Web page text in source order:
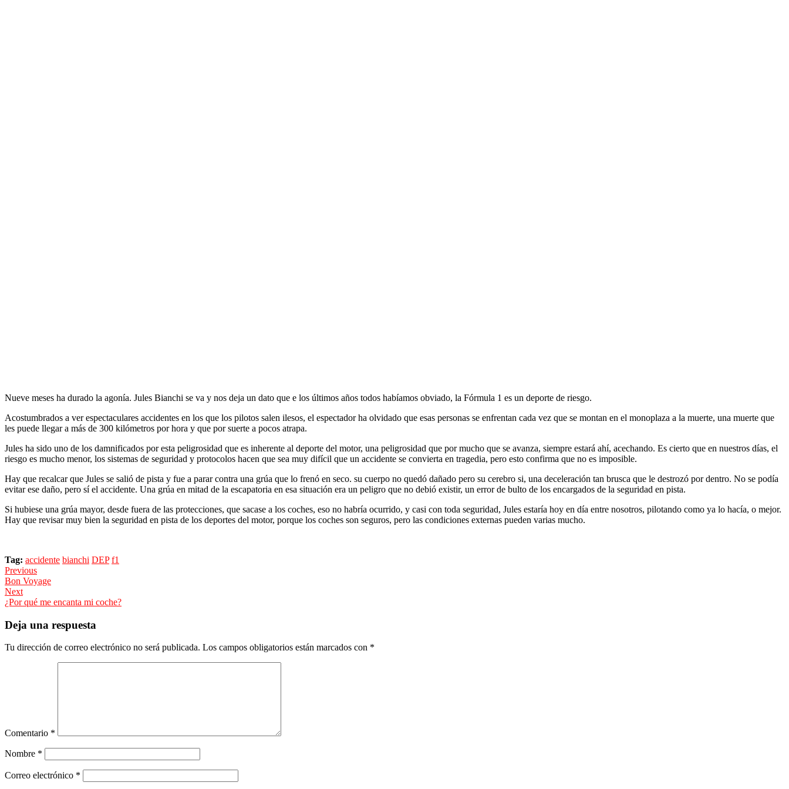
Nueve meses ha durado la agonía. Jules Bianchi se va y nos deja un dato que e los últimos años todos habíamos obviado, la Fórmula 1 es un deporte de riesgo.
Acostumbrados a ver espectaculares accidentes en los que los pilotos salen ilesos, el espectador ha olvidado que esas personas se enfrentan cada vez que se montan en el monoplaza a la muerte, una muerte que
les puede llegar a más de 300 kilómetros por hora y que por suerte a pocos atrapa.
Jules ha sido uno de los damnificados por esta peligrosidad que es inherente al deporte del motor, una peligrosidad que por mucho que se avanza, siempre estará ahí, acechando. Es cierto que en nuestros días, el
riesgo es mucho menor, los sistemas de seguridad y protocolos hacen que sea muy difícil que un accidente se convierta en tragedia, pero esto confirma que no es imposible.
Hay que recalcar que Jules se salió de pista y fue a parar contra una grúa que lo frenó en seco. su cuerpo no quedó dañado pero su cerebro si, una deceleración tan brusca que le destrozó por dentro. No se podía
evitar ese daño, pero sí el accidente. Una grúa en mitad de la escapatoria en esa situación era un peligro que no debió existir, un error de bulto de los encargados de la seguridad en pista.
Si hubiese una grúa mayor, desde fuera de las protecciones, que sacase a los coches, eso no habría ocurrido, y casi con toda seguridad, Jules estaría hoy en día entre nosotros, pilotando como ya lo hacía, o mejor.
Hay que revisar muy bien la seguridad en pista de los deportes del motor, porque los coches son seguros, pero las condiciones externas pueden varias mucho.
Tag: accidente bianchi DEP f1
Navegación
de
entradas
Previous
Previous
post:
Bon Voyage
Next
Next
¿Por qué me encanta mi coche?
Deja una respuesta
Tu dirección de correo electrónico no será publicada. Los campos obligatorios están marcados con *
Comentario *
Nombre *
Correo electrónico *